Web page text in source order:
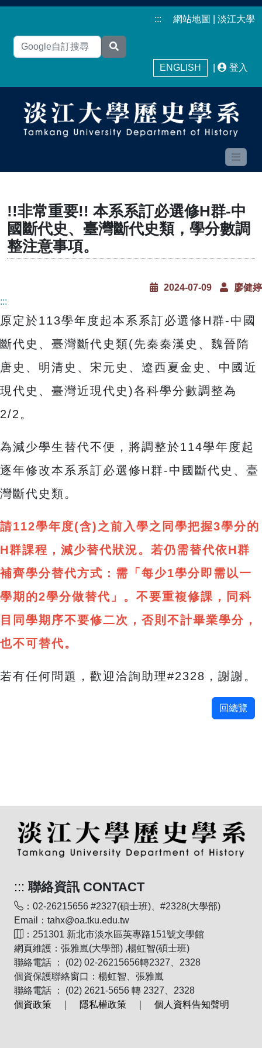
::: 網站地圖 淡江大學
ENGLISH 登入
!!非常重要!! 本系系訂必選修H群-中
國斷代史、臺灣斷代史類，學分數調
整注意事項。
2024-07-09
廖健婷
:::
原定於113學年度起本系系訂必選修H群-中國
斷代史、臺灣斷代史類(先秦秦漢史、魏晉隋
唐史、明清史、宋元史、遼西夏金史、中國近
現代史、臺灣近現代史)各科學分數調整為
2/2。
為減少學生替代不便，將調整於114學年度起
逐年修改本系系訂必選修H群-中國斷代史、臺
灣斷代史類。
請112學年度(含)之前入學之同學把握3學分的
H群課程，減少替代狀況。若仍需替代依H群
補齊學分替代方式：需「每少1學分即需以一
學期的2學分做替代」。不要重複修課，同科
目同學期序不要修二次，否則不計畢業學分，
也不可替代。
若有任何問題，歡迎洽詢助理#2328，謝謝。
回總覽
::: 聯絡資訊 CONTACT
：02-26215656 #2327(碩士班)、#2328(大學部)
Email：tahx@oa.tku.edu.tw
：251301 新北市淡水區英專路151號文學館
網頁維護：張雅嵐(大學部) ,楊虹智(碩士班)
聯絡電話 ： (02) 02-26215656轉2327、2328
個資保護聯絡窗口：楊虹智、張雅嵐
聯絡電話 ： (02) 2621-5656 轉 2327、2328
個資政策
隱私權政策 個人資料告知聲明